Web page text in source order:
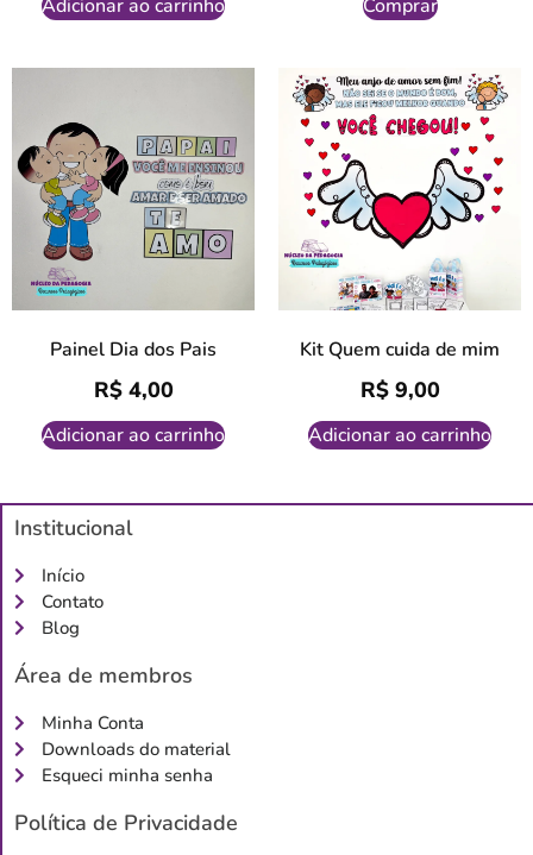
Adicionar ao carrinho Comprar
Painel Dia dos Pais
R$4,00
Adicionar ao carrinho
Kit Quem cuida de mim
R$9,00
Adicionar ao carrinho
Institucional
Início
Contato
Blog
Área de membros
Minha Conta
Downloads do material
Esqueci minha senha
Política de Privacidade